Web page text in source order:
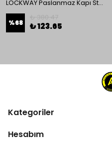
LOCKWAY Paslanmaz Kapı Stoperi
%68 ₺ 123.65
Kategoriler
Hesabım